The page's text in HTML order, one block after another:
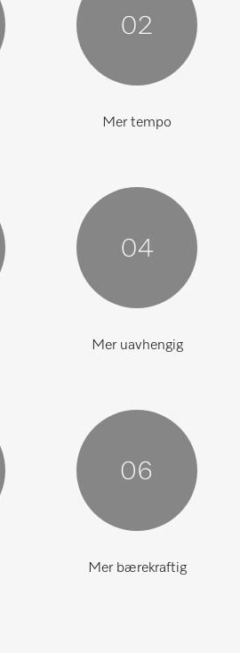
Mer tempo
Mer uavhengig
Mer bærekraftig